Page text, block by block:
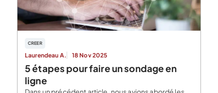
CREER
Laurendeau A. 18 Nov 2025
5 étapes pour faire un sondage en
ligne